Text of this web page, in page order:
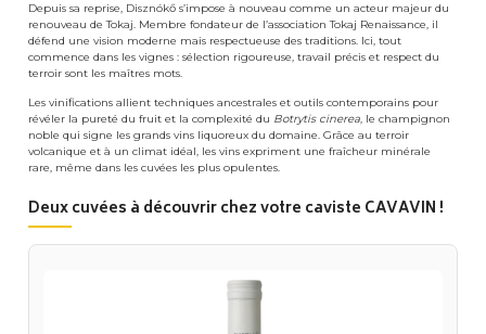
Depuis sa reprise, Disznókő s’impose à nouveau comme un acteur majeur du
renouveau de Tokaj. Membre fondateur de l’association Tokaj Renaissance, il
défend une vision moderne mais respectueuse des traditions. Ici, tout
commence dans les vignes : sélection rigoureuse, travail précis et respect du
terroir sont les maîtres mots.
Les vinifications allient techniques ancestrales et outils contemporains pour
révéler la pureté du fruit et la complexité du Botrytis cinerea, le champignon
noble qui signe les grands vins liquoreux du domaine. Grâce au terroir
volcanique et à un climat idéal, les vins expriment une fraîcheur minérale
rare, même dans les cuvées les plus opulentes.
Deux cuvées à découvrir chez votre caviste CAVAVIN !